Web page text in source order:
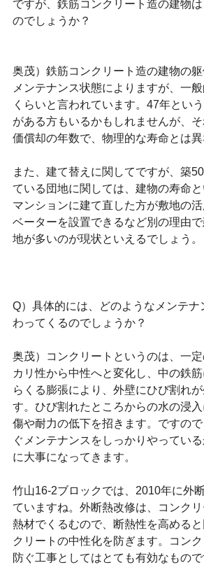
ですが、鉄筋コンクリート造の建物
のでしょうか？
奥茂）鉄筋コンクリート造の建物の躯
メンテナンス状態によりますが、一
くらいと言われています。47年とい
がある方もいるかもしれませんが、
価償却の年数で、物理的な寿命とは異
また、建て替えに関してですが、築
ている団地に関しては、建物の寿命
マンションに建て直した方が敷地の
ベーターを設置できるなど別の理由
地が多いのが現状といえるでしょう。
Q）具体的には、どのようなメンテ
わってくるのでしょうか？
奥茂）コンクリートというのは、一
カリ性から中性へと変化し、中の鉄
らくる膨張により、外壁にひび割れ
す。ひび割れたところからの水の浸
傷や耐力の低下を招きます。ですの
ぐメンテナンスをしっかりやってい
に大事になってきます。
竹山16-2ブロックでは、2010年に外
ていますね。外断熱改修は、コンク
熱材でくるむので、断熱性を高める
クリートの中性化を防ぎます。コン
防ぐ工事としてはとても有効なもので